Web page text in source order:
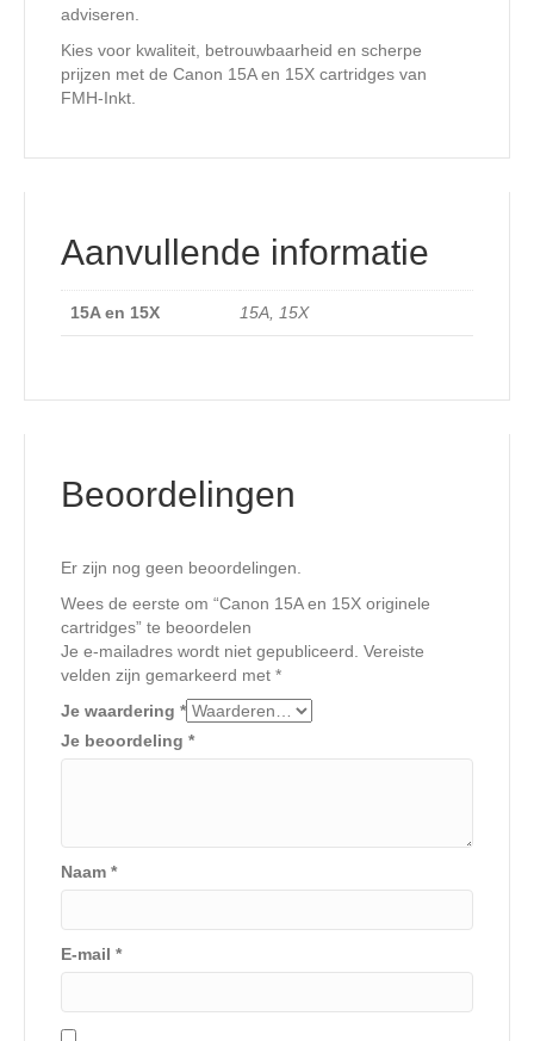
adviseren.
Kies voor kwaliteit, betrouwbaarheid en scherpe
prijzen met de Canon 15A en 15X cartridges van
FMH-Inkt.
Aanvullende informatie
15A en 15X 15A, 15X
Beoordelingen
Er zijn nog geen beoordelingen.
Wees de eerste om “Canon 15A en 15X originele
cartridges” te beoordelen
Je e-mailadres wordt niet gepubliceerd. Vereiste
velden zijn gemarkeerd met *
Je waardering *
Je beoordeling *
Naam *
E-mail *